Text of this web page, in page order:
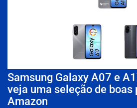
Samsung Galaxy A07 e
veja uma seleção de boas
Amazon